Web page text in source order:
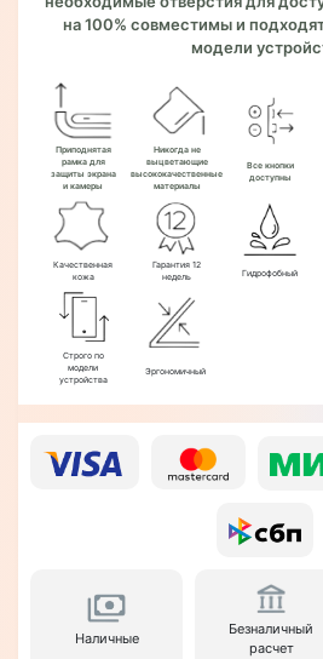
на 100% совместимы и
модели
Приподнятая
рамка для
защиты экрана
и камеры
Никогда не
выцветающие
высококачественные
материалы
Все кнопки
доступны
Качественная
кожа
Гарантия 12
недель
Гидрофобный
Строго по
модели
устройства
Эргономичный
Наличные
Безналичный
расчет